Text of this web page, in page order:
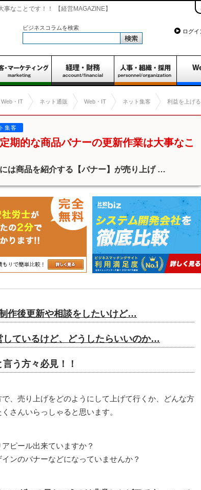
なことです！！ 【経営MAGAZINE】
ビジネスコラムを検索
ログイ
Web・IT ネット通販 Web・IT ネット集客 利益を上げ
集客
期的な商品バナーの更新作業は大事なこ
は商品を紹介する【バナー】が売り上げ …
作後更新や相談をしたいけど…
しているけど、どうしたらいいのか…
言う方々必見！！
、売り上げをどのようにして上げて行くか、どんな方
さんいらっしゃると思います。
ピール出来ていますか？
ンのバナーなどになっていませんか？